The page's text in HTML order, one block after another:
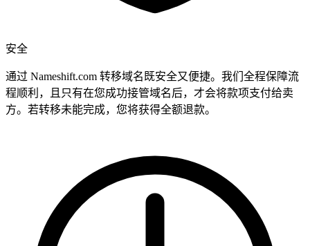
安全
通过 Nameshift.com 转移域名既安全又便捷。我们全程保障流
程顺利，且只有在您成功接管域名后，才会将款项支付给卖
方。若转移未能完成，您将获得全额退款。